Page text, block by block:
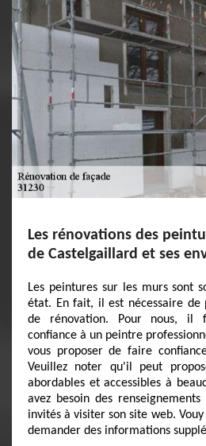
Les rénovations des
de Castelgaillard et ses
Les peintures sur les murs sont
état. En fait, il est nécessaire de
de rénovation. Pour nous, il
confiance à un peintre
vous proposer de faire
Veuillez noter qu'il peut
abordables et accessibles à
avez besoin des
invités à visiter son site web.
demander des informations